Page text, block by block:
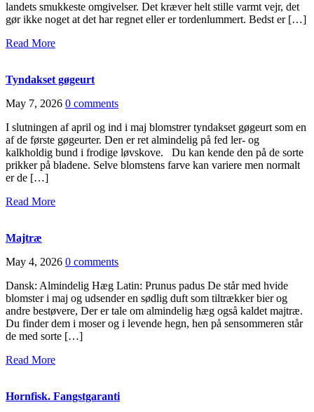
landets smukkeste omgivelser. Det kræver helt stille varmt vejr, det
gør ikke noget at det har regnet eller er tordenlummert. Bedst er […]
Read More
Tyndakset gøgeurt
May 7, 2026 0 comments
I slutningen af april og ind i maj blomstrer tyndakset gøgeurt som en
af de første gøgeurter. Den er ret almindelig på fed ler- og
kalkholdig bund i frodige løvskove. Du kan kende den på de sorte
prikker på bladene. Selve blomstens farve kan variere men normalt
er de […]
Read More
Majtræ
May 4, 2026 0 comments
Dansk: Almindelig Hæg Latin: Prunus padus De står med hvide
blomster i maj og udsender en sødlig duft som tiltrækker bier og
andre bestøvere, Der er tale om almindelig hæg også kaldet majtræ.
Du finder dem i moser og i levende hegn, hen på sensommeren står
de med sorte […]
Read More
Hornfisk. Fangstgaranti